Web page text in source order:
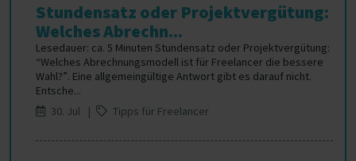
Stundensatz oder Projektvergütung:
Welches Abrechn...
Lesedauer: ca. 5 Minuten Stundensatz oder Projektvergütung:
“Welches Abrechnungsmodell ist für Freelancer die bessere
Wahl?”. Eine allgemeingültige Antwort gibt es darauf nicht.
Entsche...
30. Jul |
Tipps für Freelancer